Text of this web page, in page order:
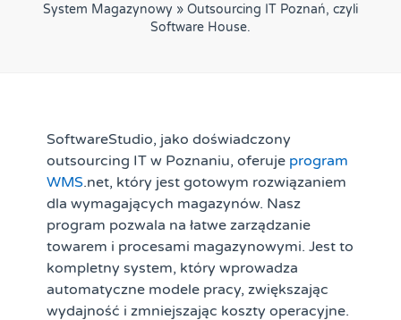
System Magazynowy » Outsourcing IT Poznań, czyli
Software House.
SoftwareStudio, jako doświadczony
outsourcing IT w Poznaniu, oferuje program
WMS.net, który jest gotowym rozwiązaniem
dla wymagających magazynów. Nasz
program pozwala na łatwe zarządzanie
towarem i procesami magazynowymi. Jest to
kompletny system, który wprowadza
automatyczne modele pracy, zwiększając
wydajność i zmniejszając koszty operacyjne.